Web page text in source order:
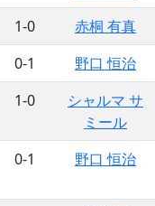
1-0
赤桐 有真
0-1
野口 恒治
1-0
シャルマ サ
ミール
0-1 野口 恒治